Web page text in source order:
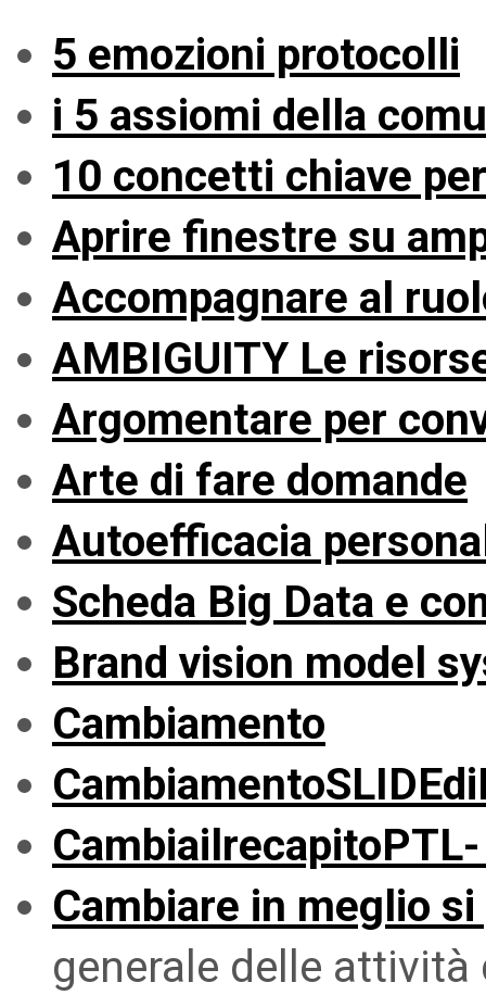
5 emozioni protocolli
i 5 assiomi della
10 concetti chiave
Aprire finestre su
Accompagnare al
AMBIGUITY Le
Argomentare per
Arte di fare domande
Autoefficacia
Scheda Big Data e
Brand vision model
Cambiamento
Cambiare in meglio si
generale delle